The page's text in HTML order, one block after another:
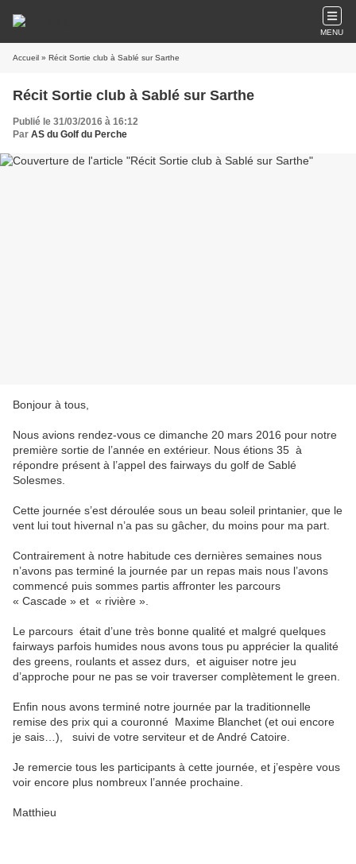
MENU
Accueil » Récit Sortie club à Sablé sur Sarthe
Récit Sortie club à Sablé sur Sarthe
Publié le 31/03/2016 à 16:12
Par AS du Golf du Perche
Bonjour à tous,
Nous avions rendez-vous ce dimanche 20 mars 2016 pour notre
première sortie de l’année en extérieur. Nous étions 35 à
répondre présent à l’appel des fairways du golf de Sablé
Solesmes.
Cette journée s’est déroulée sous un beau soleil printanier, que le
vent lui tout hivernal n’a pas su gâcher, du moins pour ma part.
Contrairement à notre habitude ces dernières semaines nous
n’avons pas terminé la journée par un repas mais nous l’avons
commencé puis sommes partis affronter les parcours
« Cascade » et « rivière ».
Le parcours était d’une très bonne qualité et malgré quelques
fairways parfois humides nous avons tous pu apprécier la qualité
des greens, roulants et assez durs, et aiguiser notre jeu
d’approche pour ne pas se voir traverser complètement le green.
Enfin nous avons terminé notre journée par la traditionnelle
remise des prix qui a couronné Maxime Blanchet (et oui encore
je sais…), suivi de votre serviteur et de André Catoire.
Je remercie tous les participants à cette journée, et j’espère vous
voir encore plus nombreux l’année prochaine.
Matthieu